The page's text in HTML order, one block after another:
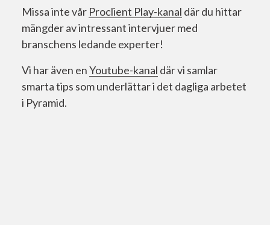
Missa inte vår Proclient Play-kanal där du hittar
mängder av intressant intervjuer med
branschens ledande experter!
Vi har även enYoutube-kanal där vi samlar
smarta tips som underlättar i det dagliga arbetet
i Pyramid.